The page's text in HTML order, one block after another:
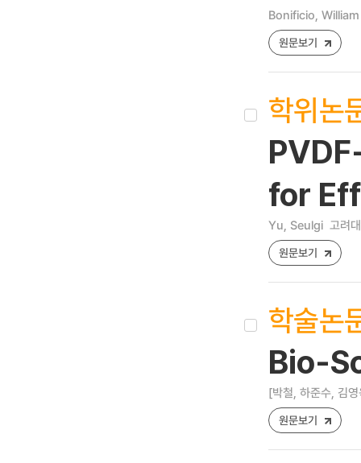
Bonificio,
원문보기
학위논
for
Yu, Seulgi 고려
원문보기
학술논
Bio-
[박철, 하준수, 김
원문보기